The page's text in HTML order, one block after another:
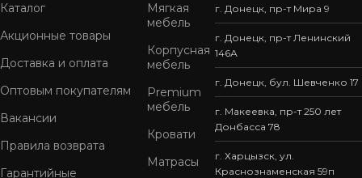
Каталог
Акционные товары
Доставка и оплата
Оптовым покупателям
Вакансии
Правила возврата
Гарантийные
Мягкая
мебель
Корпусная
мебель
Premium
мебель
Кровати
Матрасы
г. Донецк, пр-т Мира 9
г. Донецк, пр-т Ленинский
146А
г. Донецк, бул. Шевченко 17
г. Макеевка, пр-т 250 лет
Донбасса 78
г. Харцызск, ул.
Краснознаменская 59п